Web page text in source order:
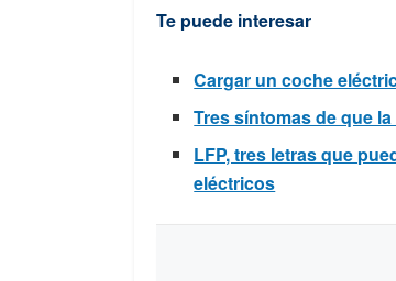
Te puede interesar
Cargar un coche
Tres síntomas de que
LFP, tres letras que
eléctricos